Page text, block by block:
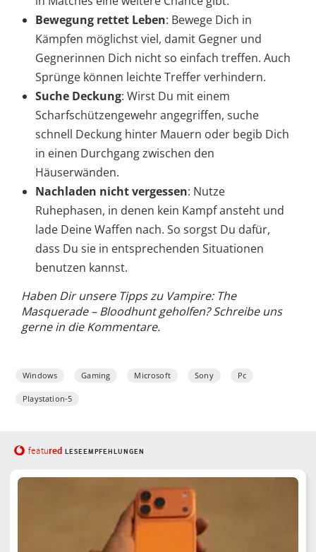
Bewegung rettet Leben: Bewege Dich in
Kämpfen möglichst viel, damit Gegner und
Gegnerinnen Dich nicht so einfach treffen. Auch
Sprünge können leichte Treffer verhindern.
Suche Deckung: Wirst Du mit einem
Scharfschützengewehr angegriffen, suche
schnell Deckung hinter Mauern oder begib Dich
in einen Durchgang zwischen den
Häuserwänden.
Nachladen nicht vergessen: Nutze
Ruhephasen, in denen kein Kampf ansteht und
lade Deine Waffen nach. So sorgst Du dafür,
dass Du sie in entsprechenden Situationen
benutzen kannst.
Haben Dir unsere Tipps zu Vampire: The
Masquerade – Bloodhunt geholfen? Schreibe uns
gerne in die Kommentare.
Windows Gaming Microsoft Sony Pc
Playstation-5
featured LESEEMPFEHLUNGEN